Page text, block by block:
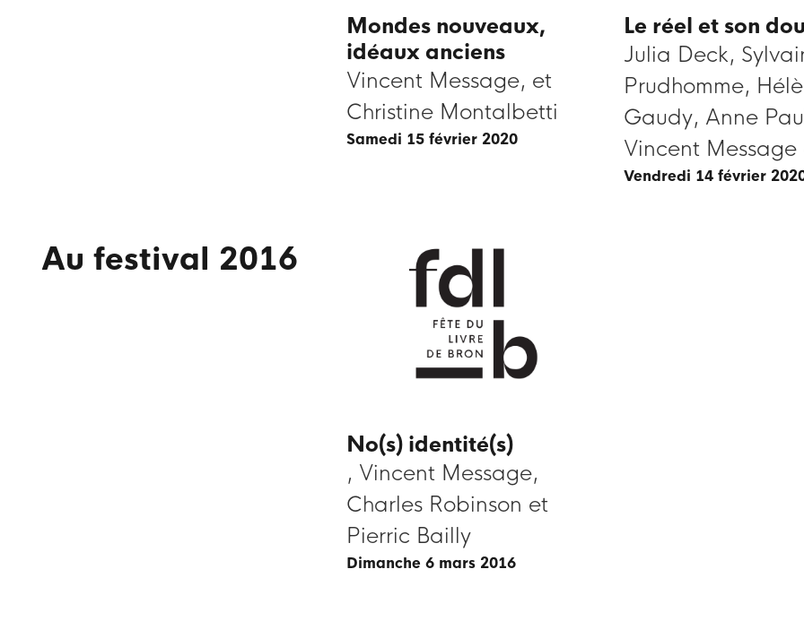
Mondes nouveaux,
idéaux anciens
Vincent Message, et
Christine Montalbetti
samedi 15 février 2020
Le réel et son
Julia Deck,
Prudhomme,
Gaudy, Anne
Vincent Message
vendredi 14 février
Au festival 2016
No(s) identité(s)
, Vincent Message,
Charles Robinson et
Pierric Bailly
dimanche 6 mars 2016